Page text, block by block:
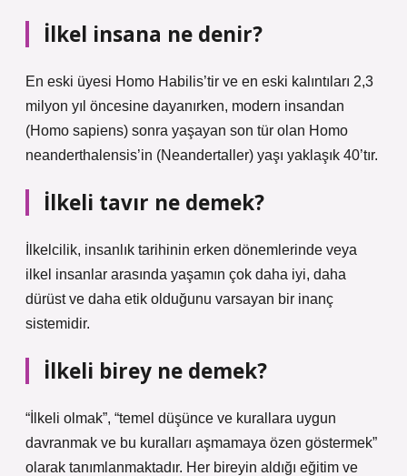
İlkel insana ne denir?
En eski üyesi Homo Habilis’tir ve en eski kalıntıları 2,3
milyon yıl öncesine dayanırken, modern insandan
(Homo sapiens) sonra yaşayan son tür olan Homo
neanderthalensis’in (Neandertaller) yaşı yaklaşık 40’tır.
İlkeli tavır ne demek?
İlkelcilik, insanlık tarihinin erken dönemlerinde veya
ilkel insanlar arasında yaşamın çok daha iyi, daha
dürüst ve daha etik olduğunu varsayan bir inanç
sistemidir.
İlkeli birey ne demek?
“İlkeli olmak”, “temel düşünce ve kurallara uygun
davranmak ve bu kuralları aşmamaya özen göstermek”
olarak tanımlanmaktadır. Her bireyin aldığı eğitim ve